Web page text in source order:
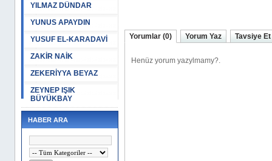
YILMAZ DÜNDAR
YUNUS APAYDIN
YUSUF EL-KARADAVİ
ZAKİR NAİK
ZEKERİYYA BEYAZ
ZEYNEP IŞIK
BÜYÜKBAY
HABER ARA
Yorumlar (0) Yorum Yaz Tavsiye Et